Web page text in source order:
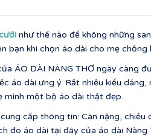
như thế nào để không những
bạn khi chọn áo dài cho mẹ chồng
ÁO DÀI NÀNG THƠ ngày càng
áo dài ưng ý. Rất nhiều kiểu
mình một bộ áo dài thật đẹp.
cấp thông tin: Cân nặng,
đo áo dài tại đây của áo dài Nàng